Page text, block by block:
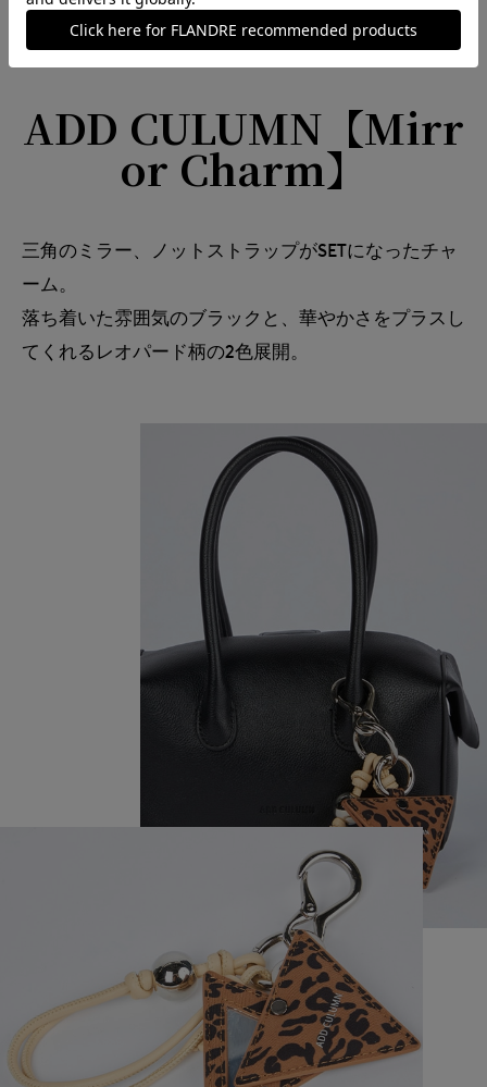
ADD CULUMN【Mirr
or Charm】
三角のミラー、ノットストラップがSETになったチャ
ーム。
落ち着いた雰囲気のブラックと、華やかさをプラスし
てくれるレオパード柄の2色展開。